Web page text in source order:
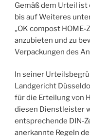
Gemäß dem Urteil ist
bis auf Weiteres
„OK compost HOME-
anzubieten und zu
Verpackungen des
In seiner
Landgericht
für die Erteilung von
diesen Dienstleister
entsprechende DIN-
anerkannte Regeln